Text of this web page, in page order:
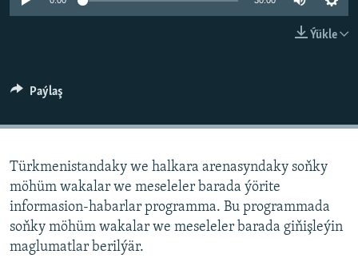
Ýükle
Paýlaş
Türkmenistandaky we halkara arenasyndaky soňky
möhüm wakalar we meseleler barada ýörite
informasion-habarlar programma. Bu programmada
soňky möhüm wakalar we meseleler barada giňişleýin
maglumatlar berilýär.